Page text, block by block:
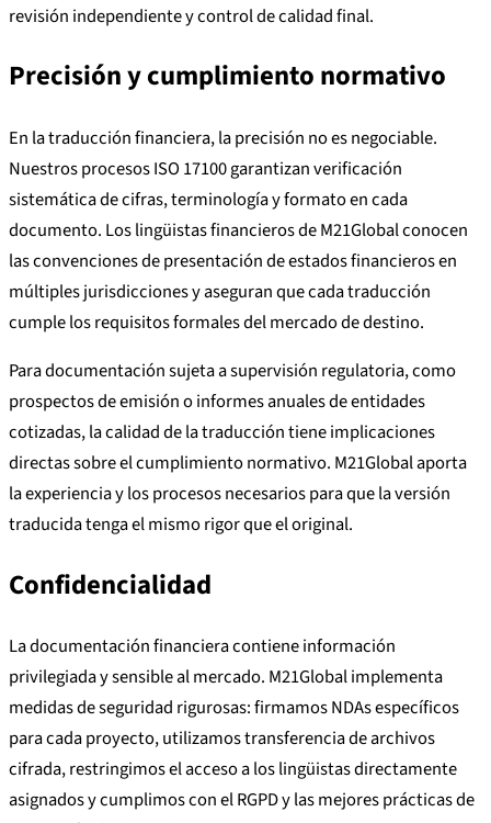
revisión independiente y control de calidad final.
Precisión y cumplimiento normativo
En la traducción financiera, la precisión no es negociable.
Nuestros procesos ISO 17100 garantizan verificación
sistemática de cifras, terminología y formato en cada
documento. Los lingüistas financieros de M21Global conocen
las convenciones de presentación de estados financieros en
múltiples jurisdicciones y aseguran que cada traducción
cumple los requisitos formales del mercado de destino.
Para documentación sujeta a supervisión regulatoria, como
prospectos de emisión o informes anuales de entidades
cotizadas, la calidad de la traducción tiene implicaciones
directas sobre el cumplimiento normativo. M21Global aporta
la experiencia y los procesos necesarios para que la versión
traducida tenga el mismo rigor que el original.
Confidencialidad
La documentación financiera contiene información
privilegiada y sensible al mercado. M21Global implementa
medidas de seguridad rigurosas: firmamos NDAs específicos
para cada proyecto, utilizamos transferencia de archivos
cifrada, restringimos el acceso a los lingüistas directamente
asignados y cumplimos con el RGPD y las mejores prácticas de